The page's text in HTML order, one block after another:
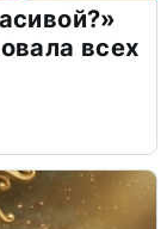
всех